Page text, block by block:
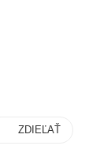
ZDIEĽAŤ